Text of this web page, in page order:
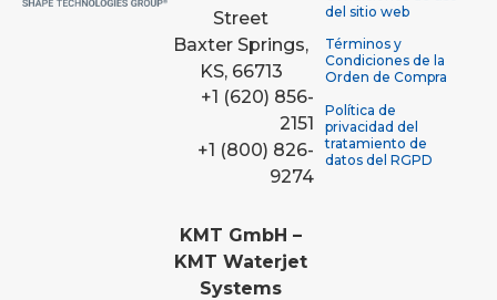
Street
Baxter Springs,
KS, 66713
+1 (620) 856-
2151
+1 (800) 826-
9274
KMT GmbH –
KMT Waterjet
Systems
del sitio web
Términos y
Condiciones de la
Orden de Compra
Política de
privacidad del
tratamiento de
datos del RGPD